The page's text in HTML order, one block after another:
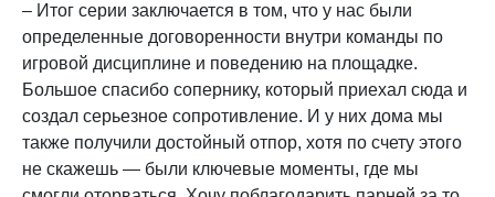
– Итог серии заключается в том, что у нас были
определенные договоренности внутри команды по
игровой дисциплине и поведению на площадке.
Большое спасибо сопернику, который приехал сюда и
создал серьезное сопротивление. И у них дома мы
также получили достойный отпор, хотя по счету этого
не скажешь — были ключевые моменты, где мы